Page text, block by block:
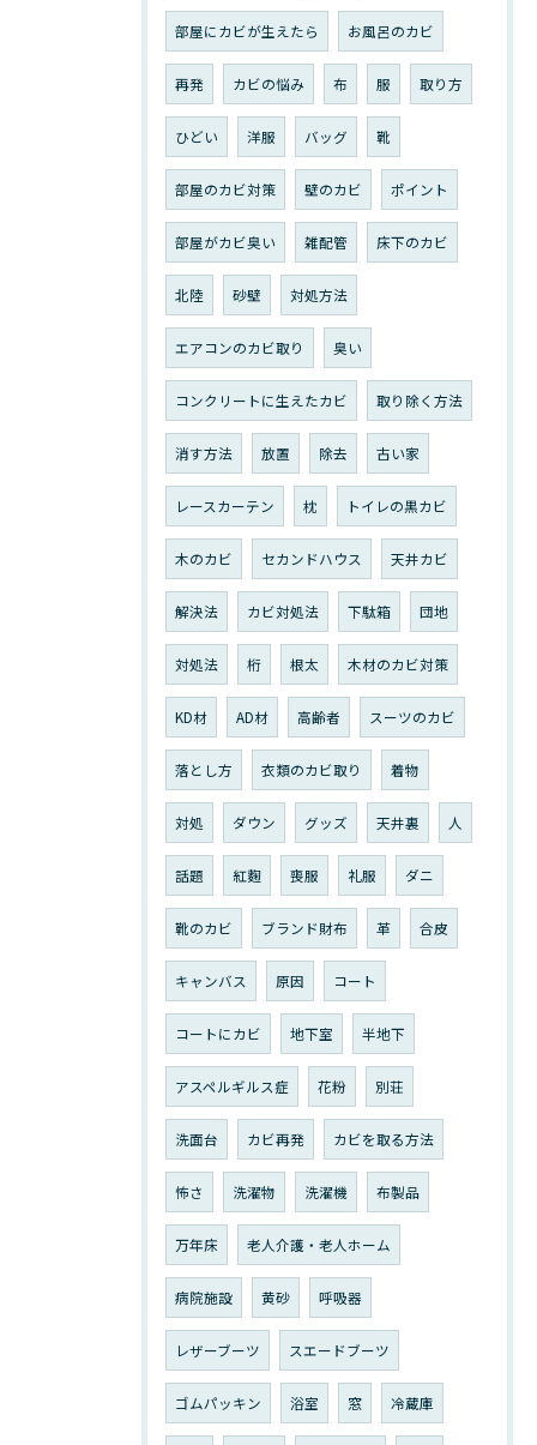
部屋にカビが生えたら お風呂のカビ
再発 カビの悩み 布 服 取り方
ひどい 洋服 バッグ 靴
部屋のカビ対策 壁のカビ ポイント
部屋がカビ臭い 雑配管 床下のカビ
北陸 砂壁 対処方法
エアコンのカビ取り 臭い
コンクリートに生えたカビ 取り除く方法
消す方法 放置 除去 古い家
レースカーテン 枕 トイレの黒カビ
木のカビ セカンドハウス 天井カビ
解決法 カビ対処法 下駄箱 団地
対処法 桁 根太 木材のカビ対策
KD材 AD材 高齢者 スーツのカビ
落とし方 衣類のカビ取り 着物
対処 ダウン グッズ 天井裏 人
話題 紅麴 喪服 礼服 ダニ
靴のカビ ブランド財布 革 合皮
キャンバス 原因 コート
コートにカビ 地下室 半地下
アスペルギルス症 花粉 別荘
洗面台 カビ再発 カビを取る方法
怖さ 洗濯物 洗濯機 布製品
万年床 老人介護・老人ホーム
病院施設 黄砂 呼吸器
レザーブーツ スエードブーツ
ゴムパッキン 浴室 窓 冷蔵庫